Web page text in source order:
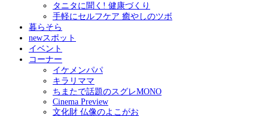
タニタに聞く! 健康づくり
手軽にセルフケア 癒やしのツボ
暮らそら
newスポット
イベント
コーナー
イケメンパパ
キラリママ
ちまたで話題のスグレMONO
Cinema Preview
文化財 仏像のよこがお